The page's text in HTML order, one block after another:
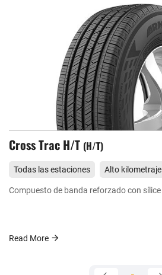
Cross Trac H/T H/T
Todas las estaciones Alto kilometraje
Resistente al desgaste
Comodidad
Compuesto de banda reforzado con sílice
Read More